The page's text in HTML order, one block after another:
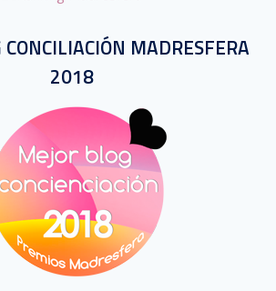
CONCILIACIÓN MADRESFERA
2018